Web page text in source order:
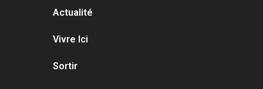
Actualité
Vivre Ici
Sortir